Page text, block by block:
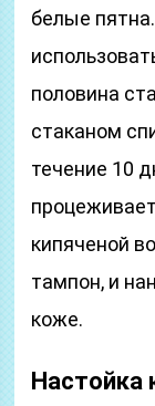
белые
половина
стаканом
течение 10
кипяченой
тампон, и
коже.
Настойка